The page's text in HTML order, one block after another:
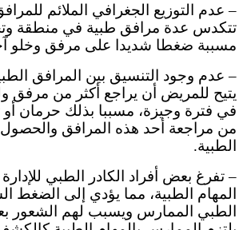
– عدم التوزيع الجغرافي الملائم
تتكدس عدة مرافق طبية في منطقة
مسببة ضغطا شديدا على مرفق وخلو
– عدم وجود التنسيق بين المرافق
يتيح للمريض أن يراجع أكثر من
في فترة وجيزة، مسببا بذلك حرمان أو
من مراجعة أحد هذه المرافق
الطبية.
– تفرغ بعض أفراد الكادر الطبي
المهام الطبية، مما يؤدي إلى الضغط
الطبي الممارس ويسبب لهم الشعور